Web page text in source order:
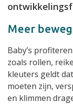
Meer
Baby’s
zoals rollen,
kleuters geldt
moeten zijn,
en klimmen